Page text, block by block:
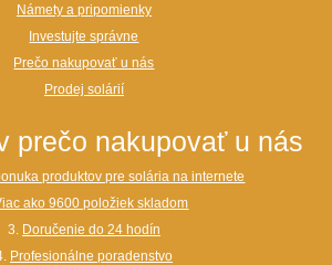
Námety a pripomienky
Investujte správne
Prečo nakupovať u nás
Prodej solárií
prečo nakupovať u nás
produktov pre solária na internete
ako 9600 položiek skladom
3. Doručenie do 24 hodín
Profesionálne poradenstvo